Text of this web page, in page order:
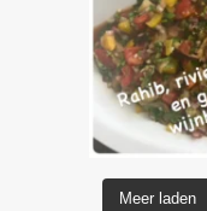
Meer laden